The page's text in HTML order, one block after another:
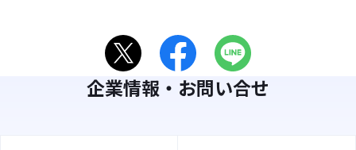
企業情報・お問い合せ